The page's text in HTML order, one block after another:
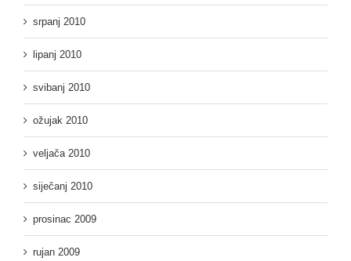
srpanj 2010
lipanj 2010
svibanj 2010
ožujak 2010
veljača 2010
siječanj 2010
prosinac 2009
rujan 2009